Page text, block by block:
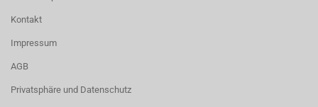
Kontakt
Impressum
AGB
Privatsphäre und Datenschutz